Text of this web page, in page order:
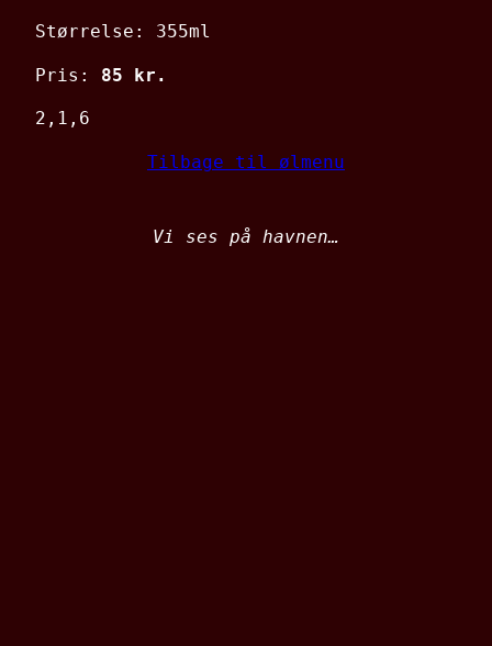
Størrelse: 355ml
Pris: 85 kr.
2,1,6
Tilbage til ølmenu
Vi ses på havnen…